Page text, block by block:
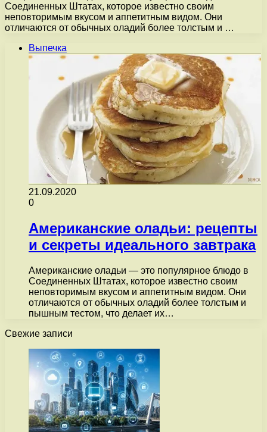
Соединенных Штатах, которое известно своим
неповторимым вкусом и аппетитным видом. Они
отличаются от обычных оладий более толстым и …
Выпечка
21.09.2020
0
Американские оладьи: рецепты
и секреты идеального завтрака
Американские оладьи — это популярное блюдо в
Соединенных Штатах, которое известно своим
неповторимым вкусом и аппетитным видом. Они
отличаются от обычных оладий более толстым и
пышным тестом, что делает их…
Свежие записи